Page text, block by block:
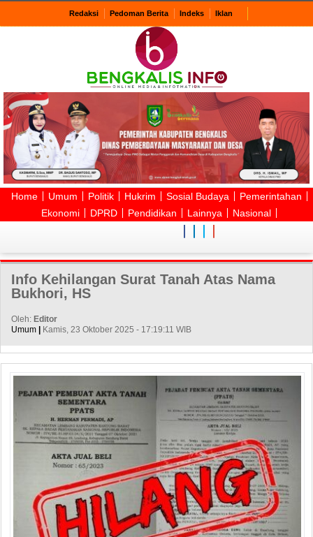
Redaksi Pedoman Berita Indeks Iklan
Home Umum Politik Hukrim Sosial Budaya
Pemerintahan
Ekonomi
DPRD Pendidikan Lainnya Nasional
Info Kehilangan Surat Tanah Atas Nama
Bukhori, HS
Oleh: Editor
Umum
Kamis, 23 Oktober 2025 - 17:19:11 WIB